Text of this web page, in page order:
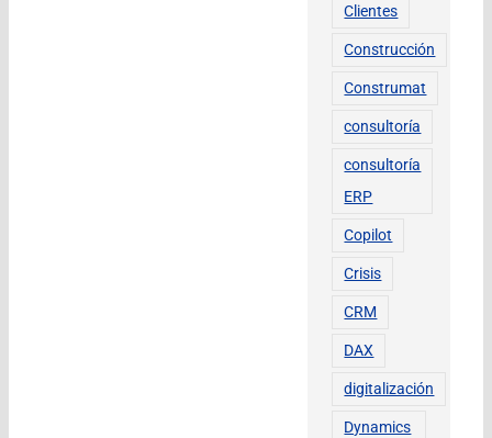
Clientes
Construcción
Construmat
consultoría
consultoría
ERP
Copilot
Crisis
CRM
DAX
digitalización
Dynamics